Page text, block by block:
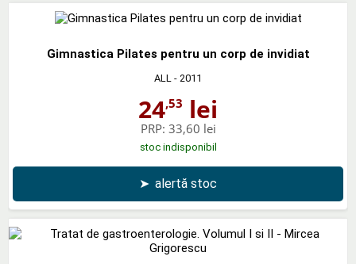
Gimnastica Pilates pentru un corp de invidiat
ALL - 2011
24,53 lei
PRP: 33,60 lei
stoc indisponibil
➤ alertă stoc